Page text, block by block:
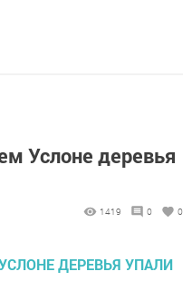
Услоне деревья
1419 0 0